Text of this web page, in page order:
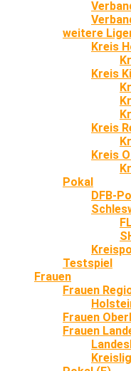
weitere
Kreis
Kreis
Kreis
Kreis
Pokal
DFB-
Testspiel
Frauen
Frauen
Frauen
Frauen